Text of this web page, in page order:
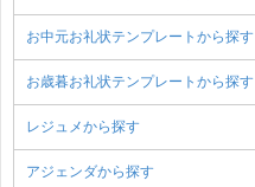
お中元お礼状テンプレートから探す
お歳暮お礼状テンプレートから探す
レジュメから探す
アジェンダから探す